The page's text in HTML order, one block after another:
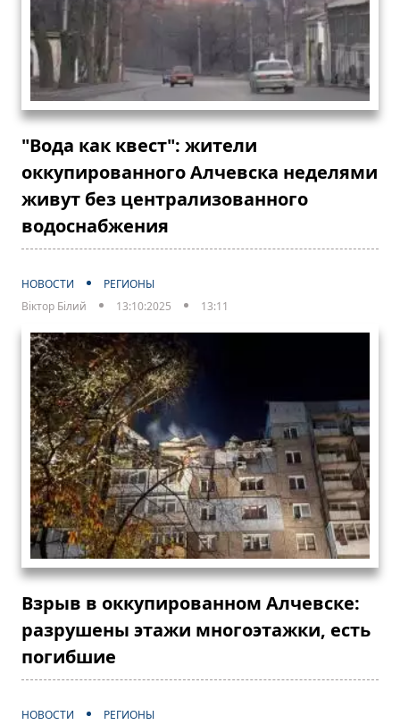
"Вода как квест": жители
оккупированного Алчевска неделями
живут без централизованного
водоснабжения
НОВОСТИ
РЕГИОНЫ
Віктор Білий
13:10:2025 13:11
Взрыв в оккупированном Алчевске:
разрушены этажи многоэтажки, есть
погибшие
НОВОСТИ
РЕГИОНЫ